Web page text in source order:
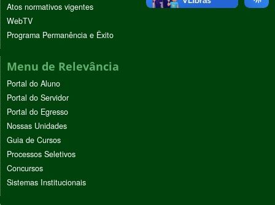
Atos normativos vigentes
WebTV
Programa Permanência e Êxito
Menu de Relevância
Portal do Aluno
Portal do Servidor
Portal do Egresso
Nossas Unidades
Guia de Cursos
Processos Seletivos
Concursos
Sistemas Institucionais